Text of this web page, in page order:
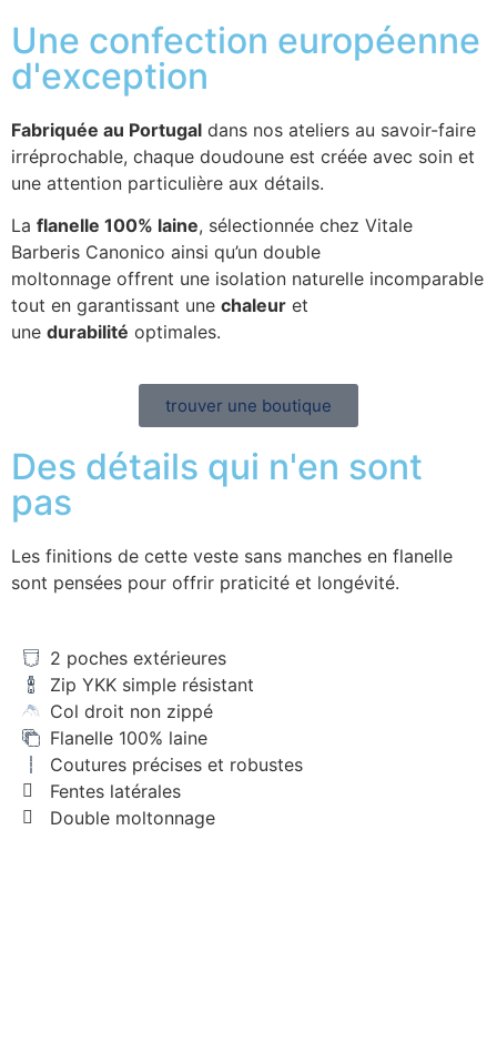
Une confection européenne
d'exception
Fabriquée au Portugal dans nos ateliers au savoir-faire
irréprochable, chaque doudoune est créée avec soin et
une attention particulière aux détails.
La flanelle 100% laine, sélectionnée chez Vitale
Barberis Canonico ainsi qu’un double
moltonnage offrent une isolation naturelle incomparable
tout en garantissant une chaleur et
une durabilité optimales.
trouver une boutique
Des détails qui n'en sont
pas
Les finitions de cette veste sans manches en flanelle
sont pensées pour offrir praticité et longévité.
2 poches extérieures
Zip YKK simple résistant
Col droit non zippé
Flanelle 100% laine
Coutures précises et robustes
Fentes latérales
Double moltonnage